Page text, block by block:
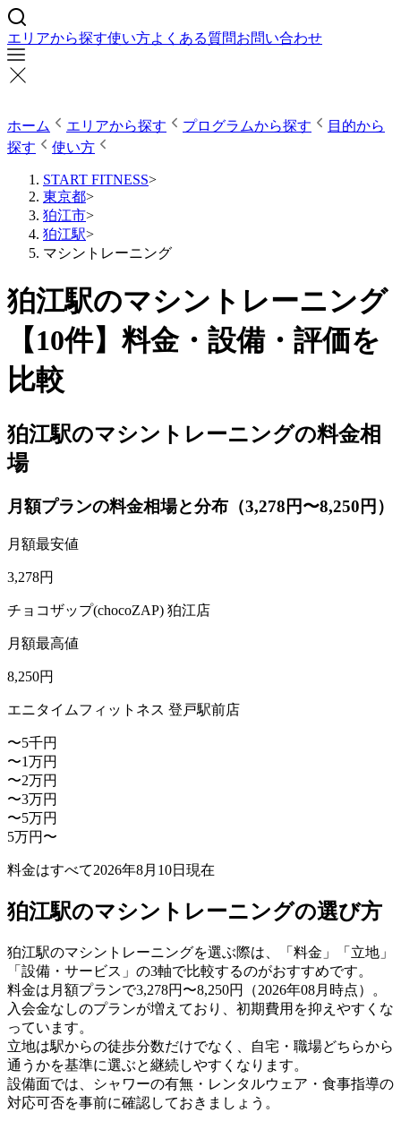
エリアから探す使い方よくある質問お問い合わせ
ホーム エリアから探す プログラムから探す
目的から
探す
使い方
START FITNESS>
東京都>
狛江市>
狛江駅>
マシントレーニング
狛江駅のマシントレーニング
【10件】料金・設備・評価を
比較
狛江駅のマシントレーニングの料金相
場
月額プランの料金相場と分布（3,278円〜8,250円）
月額最安値
3,278円
チョコザップ(chocoZAP) 狛江店
月額最高値
8,250円
エニタイムフィットネス 登戸駅前店
〜5千円
〜1万円
〜2万円
〜3万円
〜5万円
5万円〜
料金はすべて2026年8月10日 現在
狛江駅のマシントレーニングの選び方
狛江駅のマシントレーニングを選ぶ際は、「料金」「立地」
「設備・サービス」の3軸で比較するのがおすすめです。
料金は月額プランで3,278円〜8,250円（2026年08月時点）。
入会金なしのプランが増えており、初期費用を抑えやすくな
っています。
立地は駅からの徒歩分数だけでなく、自宅・職場どちらから
通うかを基準に選ぶと継続しやすくなります。
設備面では、シャワーの有無・レンタルウェア・食事指導の
対応可否を事前に確認しておきましょう。